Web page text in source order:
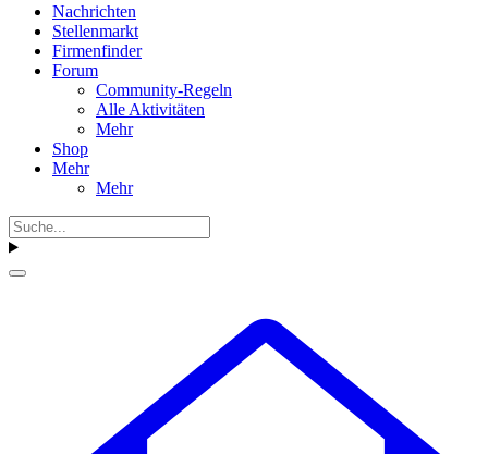
Nachrichten
Stellenmarkt
Firmenfinder
Forum
Community-Regeln
Alle Aktivitäten
Mehr
Shop
Mehr
Mehr